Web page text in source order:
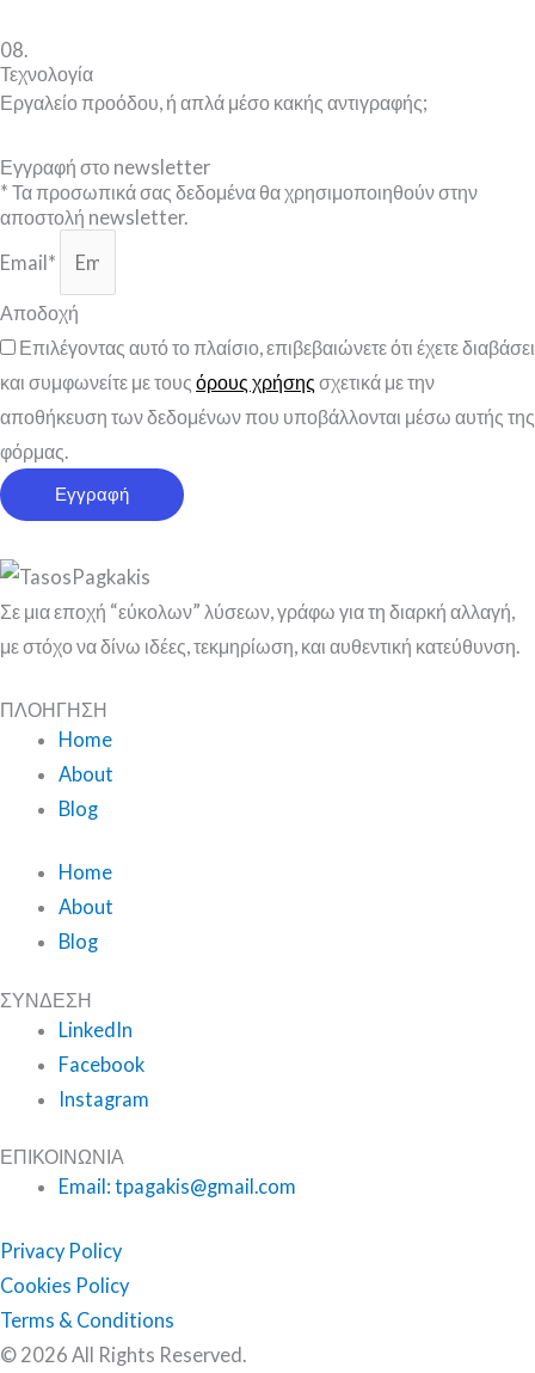
08.
Τεχνολογία
Εργαλείο προόδου, ή απλά μέσο κακής αντιγραφής;
Εγγραφή στο newsletter​
* Τα προσωπικά σας δεδομένα θα χρησιμοποιηθούν στην
αποστολή newsletter.
Email*
Αποδοχή
Επιλέγοντας αυτό το πλαίσιο, επιβεβαιώνετε ότι έχετε διαβάσει
και συμφωνείτε με τους όρους χρήσης σχετικά με την
αποθήκευση των δεδομένων που υποβάλλονται μέσω αυτής της
φόρμας.
Εγγραφή
Σε μια εποχή “εύκολων” λύσεων, γράφω για τη διαρκή αλλαγή,
με στόχο να δίνω ιδέες, τεκμηρίωση, και αυθεντική κατεύθυνση.
ΠΛΟΗΓΗΣΗ
Home
About
Blog
Home
About
Blog
ΣΥΝΔΕΣΗ
LinkedIn
Facebook
Instagram
ΕΠΙΚΟΙΝΩΝΙΑ
Email: tpagakis@gmail.com
Privacy Policy
Cookies Policy
Terms & Conditions
© 2026 All Rights Reserved.